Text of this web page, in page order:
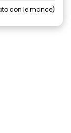
con le mance